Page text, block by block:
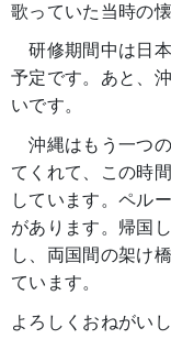
歌っていた当時の
研修期間中は日
予定です。あと、
いです。
沖縄はもう一つ
てくれて、この時
しています。ペル
があります。帰国
し、両国間の架け
ています。
よろしくおねがいし